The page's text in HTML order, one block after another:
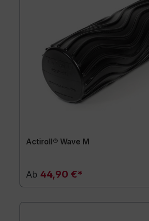
Actiroll® Wave M
Ab 44,90 €*